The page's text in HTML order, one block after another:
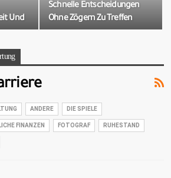
Und
Schnelle Entscheidungen
Ohne Zögern Zu Treffen
ANDERE DIE SPIELE
FINANZEN FOTOGRAF RUHESTAND